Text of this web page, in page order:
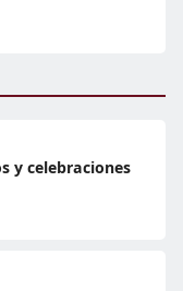
y celebraciones